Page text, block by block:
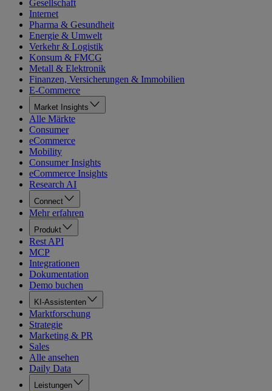
Gesellschaft
Internet
Pharma & Gesundheit
Energie & Umwelt
Verkehr & Logistik
Konsum & FMCG
Metall & Elektronik
Finanzen, Versicherungen & Immobilien
E-Commerce
Market Insights
Alle Märkte
Consumer
eCommerce
Mobility
Consumer Insights
eCommerce Insights
Research AI
Connect
Mehr erfahren
Produkt
Rest API
MCP
Integrationen
Dokumentation
Demo buchen
KI-Assistenten
Marktforschung
Strategie
Marketing & PR
Sales
Alle ansehen
Daily Data
Leistungen